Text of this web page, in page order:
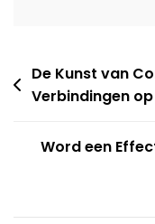
Berichtnavigatie
De Kunst van
Verbindingen
Word een